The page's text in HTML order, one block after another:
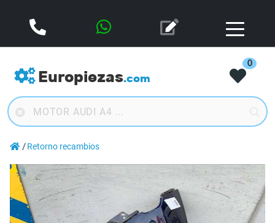
Europiezas.com
0
Retorno recambios